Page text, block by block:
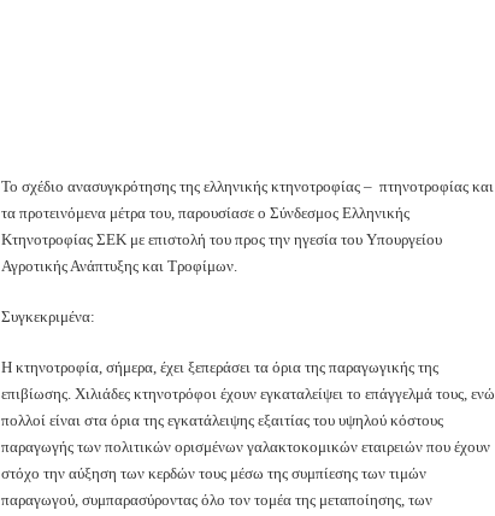
Το σχέδιο ανασυγκρότησης της ελληνικής κτηνοτροφίας – πτηνοτροφίας και
τα προτεινόμενα μέτρα του, παρουσίασε ο Σύνδεσμος Ελληνικής
Κτηνοτροφίας ΣΕΚ με επιστολή του προς την ηγεσία του Υπουργείου
Αγροτικής Ανάπτυξης και Τροφίμων.
Συγκεκριμένα:
Η κτηνοτροφία, σήμερα, έχει ξεπεράσει τα όρια της παραγωγικής της
επιβίωσης. Χιλιάδες κτηνοτρόφοι έχουν εγκαταλείψει το επάγγελμά τους, ενώ
πολλοί είναι στα όρια της εγκατάλειψης εξαιτίας του υψηλού κόστους
παραγωγής των πολιτικών ορισμένων γαλακτοκομικών εταιρειών που έχουν
στόχο την αύξηση των κερδών τους μέσω της συμπίεσης των τιμών
παραγωγού, συμπαρασύροντας όλο τον τομέα της μεταποίησης, των